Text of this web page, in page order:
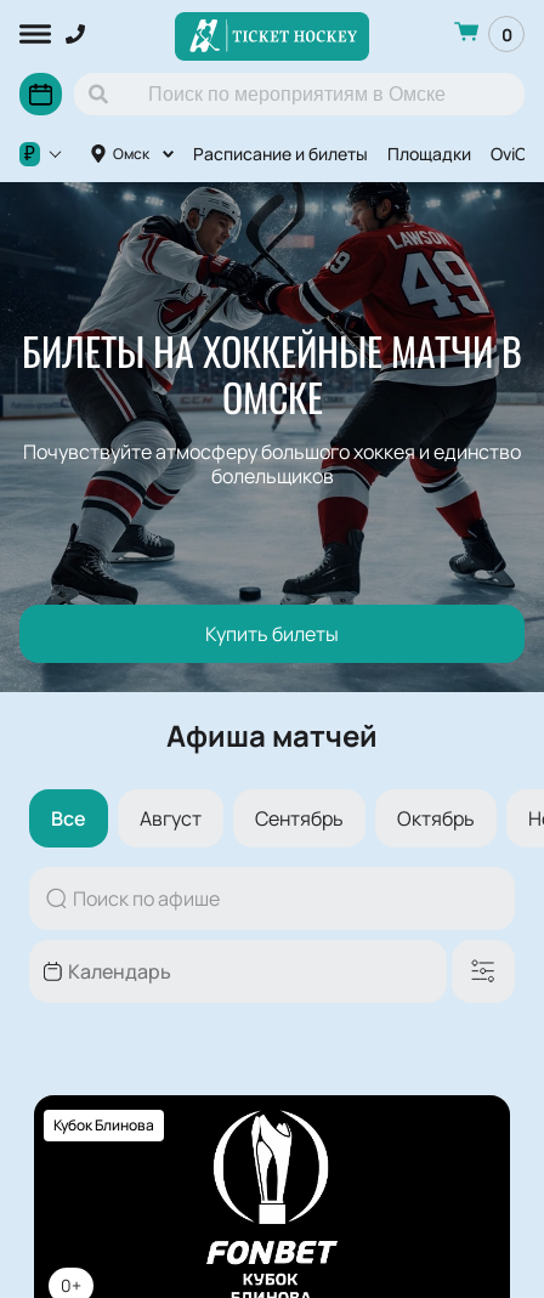
0
Омск Расписание и билеты Площадки
₽
БИЛЕТЫ НА ХОККЕЙНЫЕ МАТЧИ В
ОМСКЕ
Почувствуйте атмосферу большого хоккея и единство
болельщиков
Купить билеты
Афиша матчей
Все Август Сентябрь Октябрь
0+
Кубок Блинова